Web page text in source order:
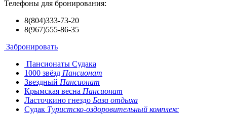
Телефоны для бронирования:
8(804)333-73-20
8(967)555-86-35
Забронировать
Пансионаты Судака
1000 звёзд Пансионат
Звездный Пансионат
Крымская весна Пансионат
Ласточкино гнездо База отдыха
Судак Туристско-оздоровительный комплекс